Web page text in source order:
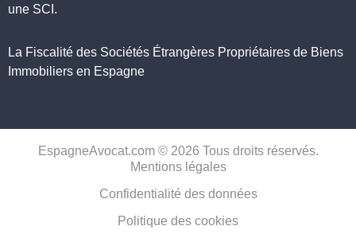
une SCI.
La Fiscalité des Sociétés Étrangères Propriétaires de Biens
Immobiliers en Espagne
EspagneAvocat.com © 2026 Tous droits réservés.
Mentions légales
Confidentialité des données
Politique des cookies